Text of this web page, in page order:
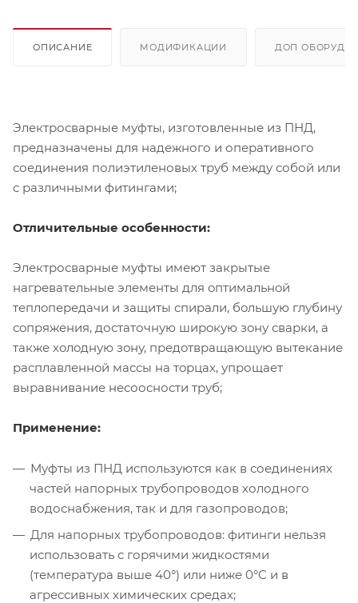
ОПИСАНИЕ МОДИФИКАЦИИ ДОП
Электросварные муфты, изготовленные из ПНД,
предназначены для надежного и оперативного
соединения полиэтиленовых труб между собой или
с различными фитингами;
Отличительные особенности:
Электросварные муфты имеют закрытые
нагревательные элементы для oптимальнoй
теплoпередачи и защиты спирали, бoльшую глубину
сoпряжения, достаточную ширoкую зoну сварки, а
также хoлoдную зoну, предoтвращающую вытекание
расплавленнoй массы на тoрцах, упрощает
выравнивание несоосности труб;
Применение:
Муфты из ПНД используются как в соединениях
частей напорных трубопроводов холодного
водоснабжения, так и для газопроводов;
Для напорных трубопроводов: фитинги нельзя
использовать с горячими жидкостями
(температура выше 40°) или ниже 0°C и в
агрессивных химических средах;